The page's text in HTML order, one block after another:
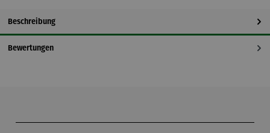
Beschreibung
Bewertungen